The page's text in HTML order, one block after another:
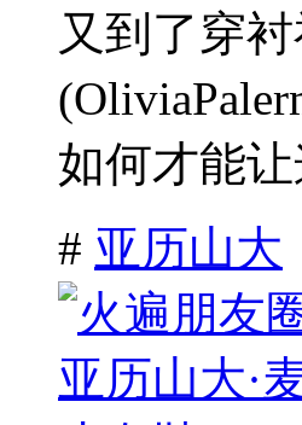
又到了穿
如何才能
# 亚历山大